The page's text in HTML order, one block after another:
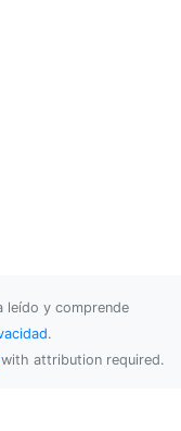
leído y comprende
.
with attribution required.